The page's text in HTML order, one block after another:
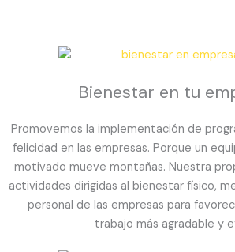
Bienestar en tu
Promovemos la implementación de
felicidad en las empresas. Porque un
motivado mueve montañas. Nuestra
actividades dirigidas al bienestar físico,
personal de las empresas para
trabajo más agradable y